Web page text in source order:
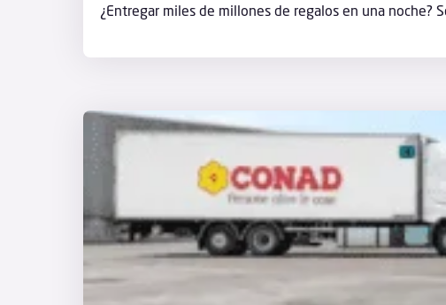
¿Entregar miles de millones de regalos en una noche?